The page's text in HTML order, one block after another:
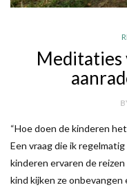
Meditaties
“Hoe doen de kinderen
Een vraag die ik
kinderen ervaren de
kind kijken ze onbevangen